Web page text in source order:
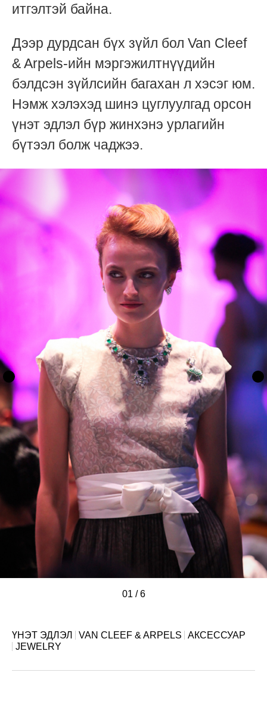
итгэлтэй байна.
Дээр дурдсан бүх зүйл бол Van Cleef
& Arpels-ийн мэргэжилтнүүдийн
бэлдсэн зүйлсийн багахан л хэсэг юм.
Нэмж хэлэхэд шинэ цуглуулгад орсон
үнэт эдлэл бүр жинхэнэ урлагийн
бүтээл болж чаджээ.
01 / 6
/////
ҮНЭТ ЭДЛЭЛ VAN CLEEF & ARPELS
АКСЕССУАР
JEWELRY